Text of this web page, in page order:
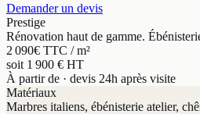
Demander un devis
Prestige
Rénovation haut de gamme.
2 090€ TTC / m²
soit 1 900 € HT
À partir de · devis 24h après visite
Matériaux
Marbres italiens, ébénisterie atelier,